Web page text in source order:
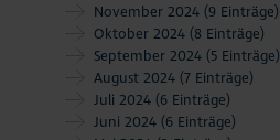
November 2024 (9 Einträge)
Oktober 2024 (8 Einträge)
September 2024 (5 Einträge)
August 2024 (7 Einträge)
Juli 2024 (6 Einträge)
Juni 2024 (6 Einträge)